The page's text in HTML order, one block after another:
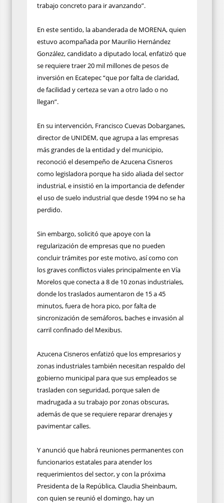
trabajo concreto para ir avanzando”.
En este sentido, la abanderada de MORENA, quien
estuvo acompañada por Maurilio Hernández
González, candidato a diputado local, enfatizó que
se requiere traer 20 mil millones de pesos de
inversión en Ecatepec “que por falta de claridad,
de facilidad y certeza se van a otro lado o no
llegan”.
En su intervención, Francisco Cuevas Dobarganes,
director de UNIDEM, que agrupa a las empresas
más grandes de la entidad y del municipio,
reconoció el desempeño de Azucena Cisneros
como legisladora porque ha sido aliada del sector
industrial, e insistió en la importancia de defender
el uso de suelo industrial que desde 1994 no se ha
perdido.
Sin embargo, solicitó que apoye con la
regularización de empresas que no pueden
concluir trámites por este motivo, así como con
los graves conflictos viales principalmente en Vía
Morelos que conecta a 8 de 10 zonas industriales,
donde los traslados aumentaron de 15 a 45
minutos, fuera de hora pico, por falta de
sincronización de semáforos, baches e invasión al
carril confinado del Mexibus.
Azucena Cisneros enfatizó que los empresarios y
zonas industriales también necesitan respaldo del
gobierno municipal para que sus empleados se
trasladen con seguridad, porque salen de
madrugada a su trabajo por zonas obscuras,
además de que se requiere reparar drenajes y
pavimentar calles.
Y anunció que habrá reuniones permanentes con
funcionarios estatales para atender los
requerimientos del sector, y con la próxima
Presidenta de la República, Claudia Sheinbaum,
con quien se reunió el domingo, hay un